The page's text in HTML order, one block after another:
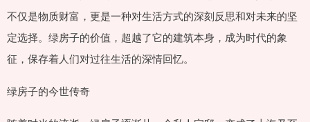
不仅是物质财富，更是一种对生活方式的深刻反思和对未来的坚
定选择。绿房子的价值，超越了它的建筑本身，成为时代的象
征，保存着人们对过往生活的深情回忆。
绿房子的今世传奇